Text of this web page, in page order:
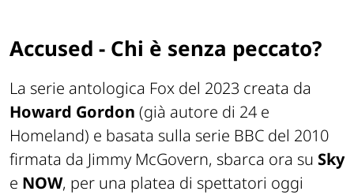
Accused - Chi è senza peccato?
La serie antologica Fox del 2023 creata da
Howard Gordon (già autore di 24 e
Homeland) e basata sulla serie BBC del 2010
firmata da Jimmy McGovern, sbarca ora su Sky
e NOW, per una platea di spettatori oggi